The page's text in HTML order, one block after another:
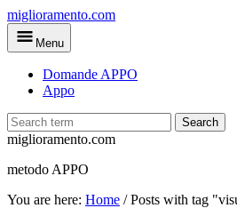
Skip
to
main
miglioramento.com
Menu
Domande APPO
Appo
Search
miglioramento.com
metodo APPO
You are here: Home /Posts with tag